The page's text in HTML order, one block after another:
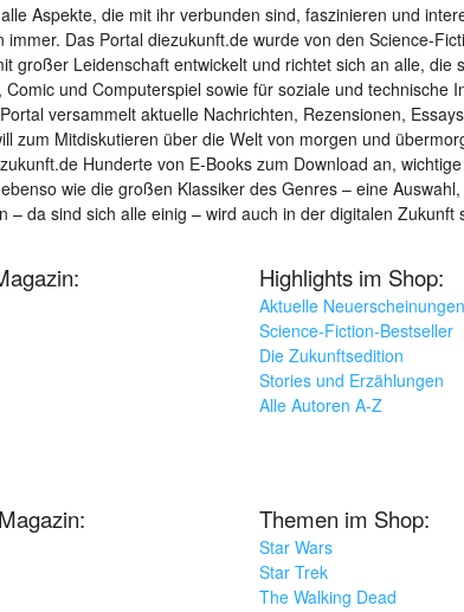
Aspekte, die mit ihr verbunden sind, faszinieren und
immer. Das Portal diezukunft.de wurde von den Science-
großer Leidenschaft entwickelt und richtet sich an alle, die
Comic und Computerspiel sowie für soziale und technische
versammelt aktuelle Nachrichten, Rezensionen,
zum Mitdiskutieren über die Welt von morgen und
Hunderte von E-Books zum Download an,
wie die großen Klassiker des Genres – eine
– da sind sich alle einig – wird auch in der digitalen Zukunft
Highlights im Shop:
Aktuelle Neuerscheinungen
Science-Fiction-Bestseller
Die Zukunftsedition
Stories und Erzählungen
Alle Autoren A-Z
Themen im Shop:
Star Wars
Star Trek
The Walking Dead